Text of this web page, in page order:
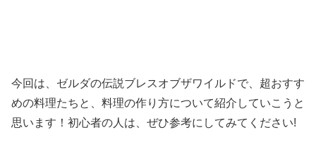
今回は、ゼルダの伝説ブレスオブザワイルドで、超おすす
めの料理たちと、料理の作り方について紹介していこうと
思います！初心者の人は、ぜひ参考にしてみてください!